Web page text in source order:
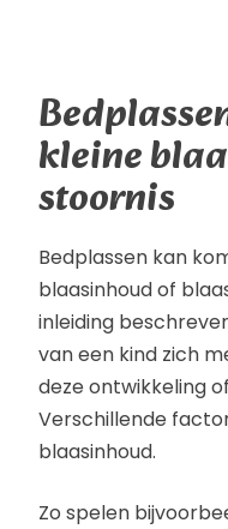
kleine
stoornis
Bedplassen kan
blaasinhoud of
inleiding
van een kind zich
deze ontwikkeling
Verschillende
blaasinhoud.
Zo spelen